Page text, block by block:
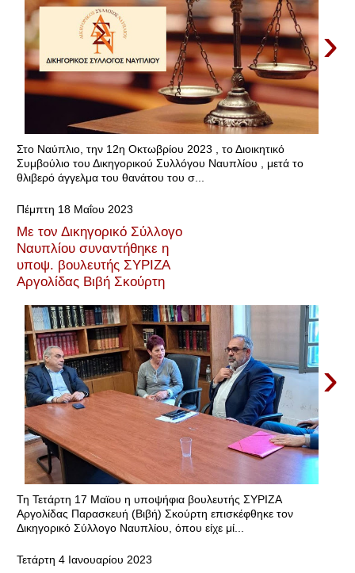
›
Στο Ναύπλιο, την 12η Οκτωβρίου 2023 , το Διοικητικό
Συμβούλιο του Δικηγορικού Συλλόγου Ναυπλίου , μετά το
θλιβερό άγγελμα του θανάτου του σ...
Πέμπτη 18 Μαΐου 2023
Με τον Δικηγορικό Σύλλογο
Ναυπλίου συναντήθηκε η
υποψ. βουλευτής ΣΥΡΙΖΑ
Αργολίδας Βιβή Σκούρτη
›
Τη Τετάρτη 17 Μαϊου η υποψήφια βουλευτής ΣΥΡΙΖΑ
Αργολίδας Παρασκευή (Βιβή) Σκούρτη επισκέφθηκε τον
Δικηγορικό Σύλλογο Ναυπλίου, όπου είχε μί...
Τετάρτη 4 Ιανουαρίου 2023